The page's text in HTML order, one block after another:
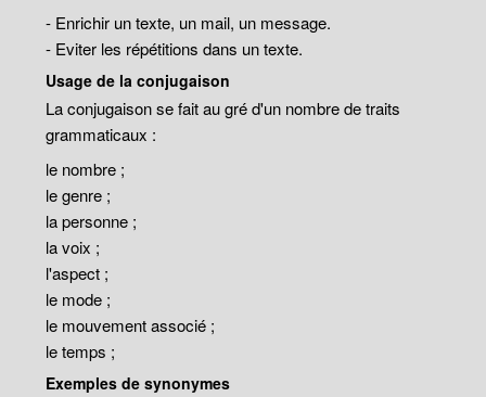
- Enrichir un texte, un mail, un message.
- Eviter les répétitions dans un texte.
Usage de la conjugaison
La conjugaison se fait au gré d'un nombre de traits
grammaticaux :
le nombre ;
le genre ;
la personne ;
la voix ;
l'aspect ;
le mode ;
le mouvement associé ;
le temps ;
Exemples de synonymes